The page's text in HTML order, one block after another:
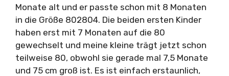
Monate alt und er passte schon mit 8 Monaten
in die Größe 802804. Die beiden ersten Kinder
haben erst mit 7 Monaten auf die 80
gewechselt und meine kleine trägt jetzt schon
teilweise 80, obwohl sie gerade mal 7,5 Monate
und 75 cm groß ist. Es ist einfach erstaunlich,